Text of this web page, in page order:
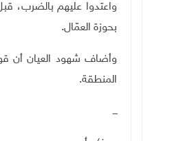
واعتدوا عليهم بالضرب،
بحوزة العمّال.
وأضاف شهود العيان أن
المنطقة.
ـــ